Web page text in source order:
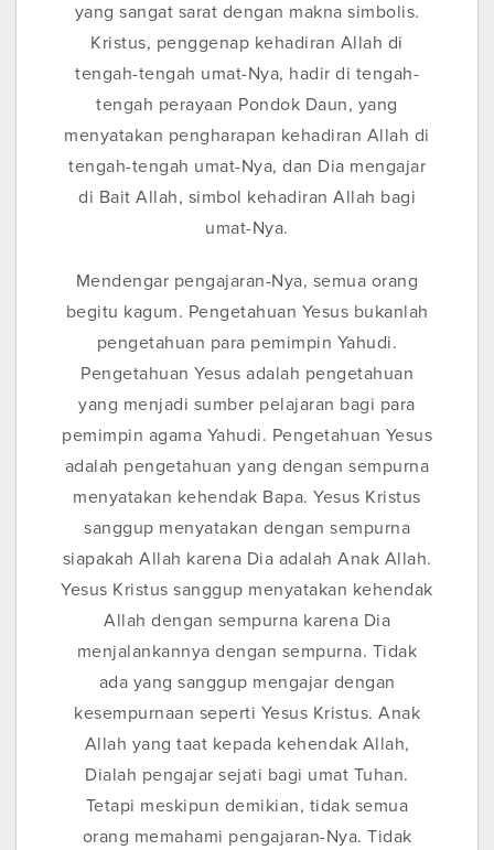
yang sangat sarat dengan makna simbolis.
Kristus, penggenap kehadiran Allah di
tengah-tengah umat-Nya, hadir di tengah-
tengah perayaan Pondok Daun, yang
menyatakan pengharapan kehadiran Allah di
tengah-tengah umat-Nya, dan Dia mengajar
di Bait Allah, simbol kehadiran Allah bagi
umat-Nya.
Mendengar pengajaran-Nya, semua orang
begitu kagum. Pengetahuan Yesus bukanlah
pengetahuan para pemimpin Yahudi.
Pengetahuan Yesus adalah pengetahuan
yang menjadi sumber pelajaran bagi para
pemimpin agama Yahudi. Pengetahuan Yesus
adalah pengetahuan yang dengan sempurna
menyatakan kehendak Bapa. Yesus Kristus
sanggup menyatakan dengan sempurna
siapakah Allah karena Dia adalah Anak Allah.
Yesus Kristus sanggup menyatakan kehendak
Allah dengan sempurna karena Dia
menjalankannya dengan sempurna. Tidak
ada yang sanggup mengajar dengan
kesempurnaan seperti Yesus Kristus. Anak
Allah yang taat kepada kehendak Allah,
Dialah pengajar sejati bagi umat Tuhan.
Tetapi meskipun demikian, tidak semua
orang memahami pengajaran-Nya. Tidak